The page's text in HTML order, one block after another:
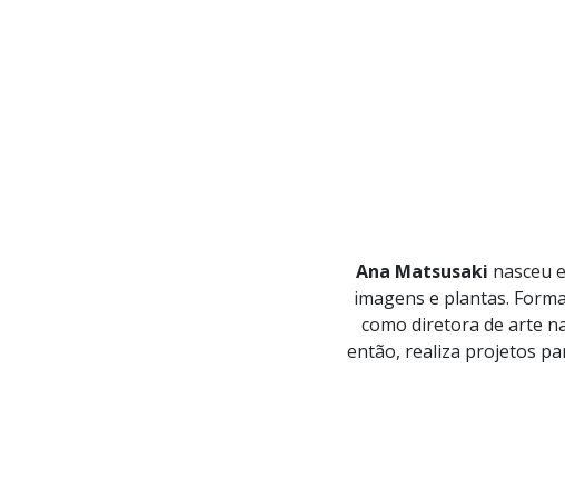
Ana Matsusaki nasceu
imagens e plantas.
como diretora de arte
então, realiza projetos